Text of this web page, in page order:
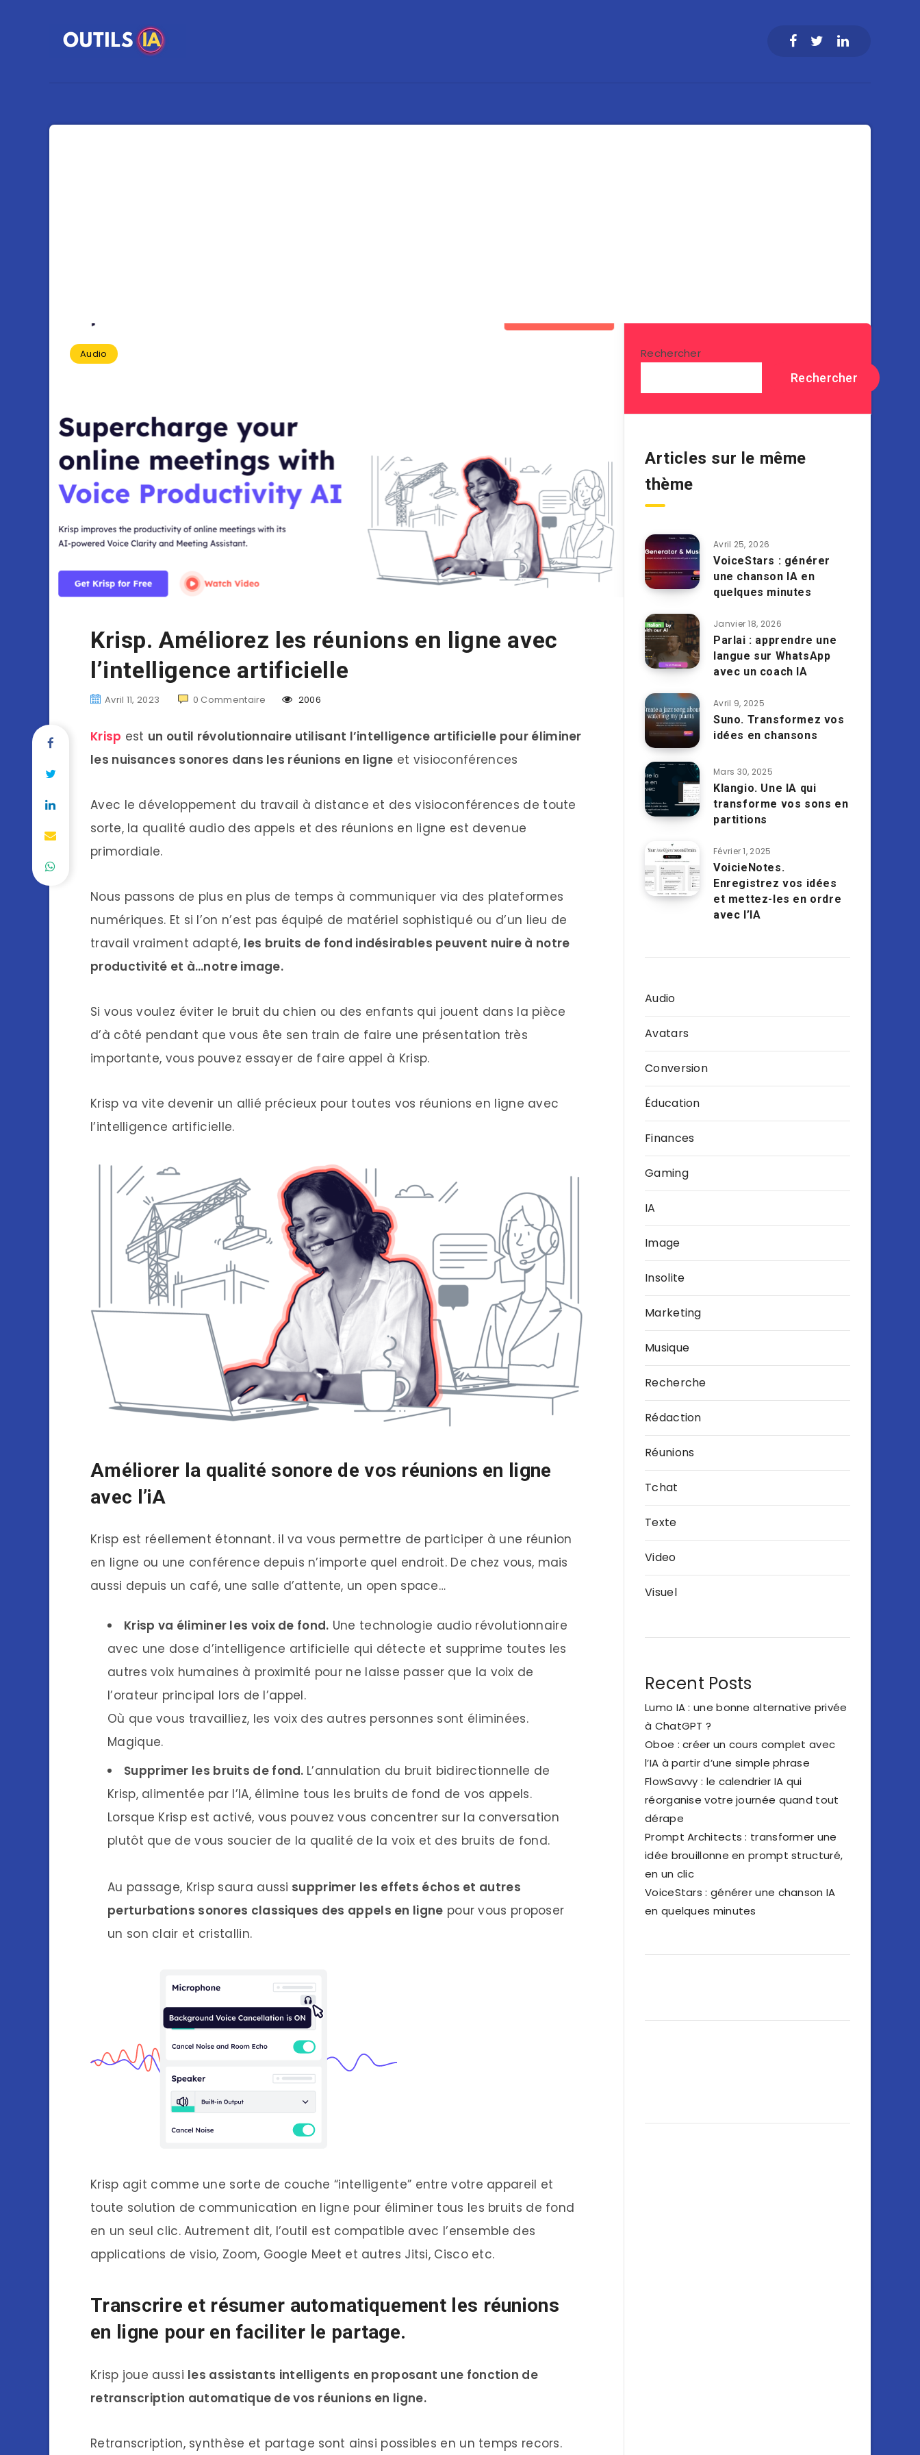
Audio
Krisp. Améliorez les réunions en ligne avec
l’intelligence artificielle
Avril 11, 2023 0 Commentaire 2006
Krisp est un outil révolutionnaire utilisant l’intelligence artificielle pour éliminer
les nuisances sonores dans les réunions en ligne et visioconférences
Avec le développement du travail à distance et des visioconférences de toute
sorte, la qualité audio des appels et des réunions en ligne est devenue
primordiale.
Nous passons de plus en plus de temps à communiquer via des plateformes
numériques. Et si l’on n’est pas équipé de matériel sophistiqué ou d’un lieu de
travail vraiment adapté, les bruits de fond indésirables peuvent nuire à notre
productivité et à…notre image.
Si vous voulez éviter le bruit du chien ou des enfants qui jouent dans la pièce
d’à côté pendant que vous ête sen train de faire une présentation très
importante, vous pouvez essayer de faire appel à Krisp.
Krisp va vite devenir un allié précieux pour toutes vos réunions en ligne avec
l’intelligence artificielle.
Améliorer la qualité sonore de vos réunions en ligne
avec l’iA
Krisp est réellement étonnant. il va vous permettre de participer à une réunion
en ligne ou une conférence depuis n’importe quel endroit. De chez vous, mais
aussi depuis un café, une salle d’attente, un open space…
Krisp va éliminer les voix de fond. Une technologie audio révolutionnaire
avec une dose d’intelligence artificielle qui détecte et supprime toutes les
autres voix humaines à proximité pour ne laisse passer que la voix de
l’orateur principal lors de l’appel.
Où que vous travailliez, les voix des autres personnes sont éliminées.
Magique.
Supprimer les bruits de fond. L’annulation du bruit bidirectionnelle de
Krisp, alimentée par l’IA, élimine tous les bruits de fond de vos appels.
Lorsque Krisp est activé, vous pouvez vous concentrer sur la conversation
plutôt que de vous soucier de la qualité de la voix et des bruits de fond.
Au passage, Krisp saura aussi supprimer les effets échos et autres
perturbations sonores classiques des appels en ligne pour vous proposer
un son clair et cristallin.
Krisp agit comme une sorte de couche “intelligente” entre votre appareil et
toute solution de communication en ligne pour éliminer tous les bruits de fond
en un seul clic. Autrement dit, l’outil est compatible avec l’ensemble des
applications de visio, Zoom, Google Meet et autres Jitsi, Cisco etc.
Transcrire et résumer automatiquement les réunions
en ligne pour en faciliter le partage.
Krisp joue aussi les assistants intelligents en proposant une fonction de
retranscription automatique de vos réunions en ligne.
Retranscription, synthèse et partage sont ainsi possibles en un temps recors.
Rechercher
Rechercher
Articles sur le même
thème
Avril 25, 2026
VoiceStars : générer
une chanson IA en
quelques minutes
Janvier 18, 2026
Parlai : apprendre une
langue sur WhatsApp
avec un coach IA
Avril 9, 2025
Suno. Transformez vos
idées en chansons
Mars 30, 2025
Klangio. Une IA qui
transforme vos sons en
partitions
Février 1, 2025
VoicieNotes.
Enregistrez vos idées
et mettez-les en ordre
avec l’IA
Audio
Avatars
Conversion
Éducation
Finances
Gaming
IA
Image
Insolite
Marketing
Musique
Recherche
Rédaction
Réunions
Tchat
Texte
Video
Visuel
Recent Posts
Lumo IA : une bonne alternative privée
à ChatGPT ?
Oboe : créer un cours complet avec
l’IA à partir d’une simple phrase
FlowSavvy : le calendrier IA qui
réorganise votre journée quand tout
dérape
Prompt Architects : transformer une
idée brouillonne en prompt structuré,
en un clic
VoiceStars : générer une chanson IA
en quelques minutes